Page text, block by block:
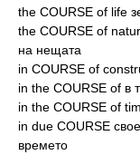
the COURSE of life
the COURSE of
на нещата
in COURSE of
in the COURSE of в
in the COURSE of
in due COURSE
времето